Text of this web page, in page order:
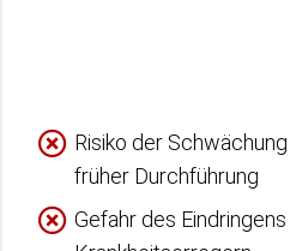
Risiko der
früher Durchführung
Gefahr des